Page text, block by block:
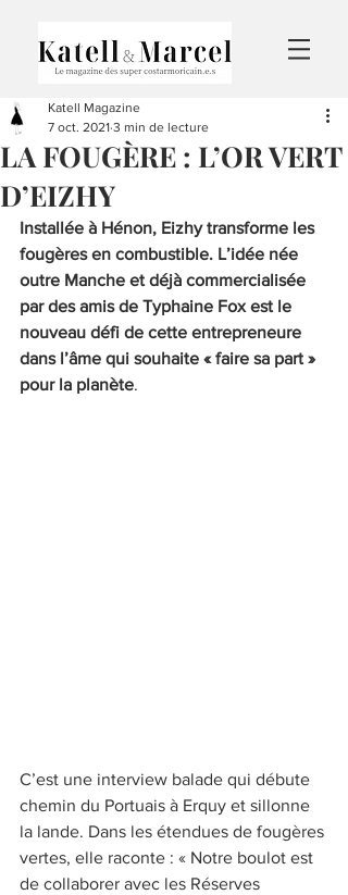
LA FOUGÈRE : L’OR VERT
D’EIZHY
Katell Magazine
7 oct. 2021 3 min de lecture
Installée à Hénon, Eizhy transforme les
fougères en combustible. L’idée née
outre Manche et déjà commercialisée
par des amis de Typhaine Fox est le
nouveau défi de cette entrepreneure
dans l’âme qui souhaite « faire sa part »
pour la planète.
C’est une interview balade qui débute
chemin du Portuais à Erquy et sillonne
la lande. Dans les étendues de fougères
vertes, elle raconte : « Notre boulot est
de collaborer avec les Réserves